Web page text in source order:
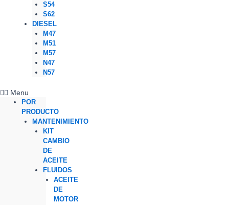
S54
S62
DIESEL
M47
M51
M57
N47
N57
Menu
POR
PRODUCTO
MANTENIMIENTO
KIT
CAMBIO
DE
ACEITE
FLUIDOS
ACEITE
DE
MOTOR